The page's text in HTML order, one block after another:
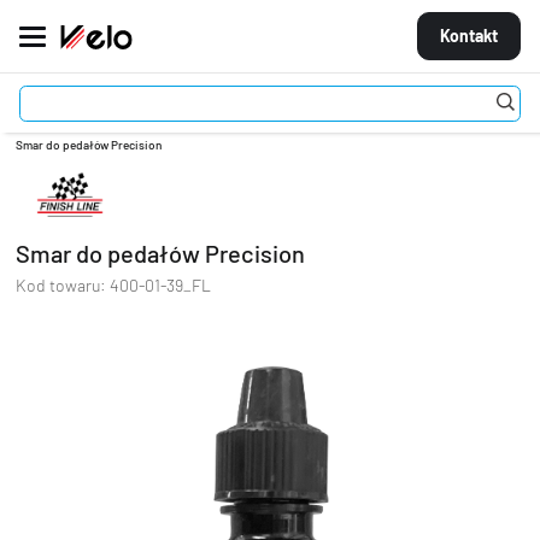
Kontakt
MARKI
ROWERY
CZĘŚCI
Akcesoria Środki do konserwacji
Oleje, smary, płyny hamulcowe
Smar do pedałów Precision
Smar do pedałów Precision
Kod towaru: 400-01-39_FL